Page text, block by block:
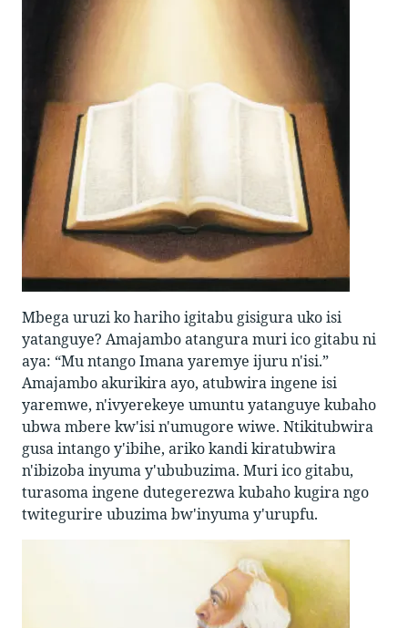
Mbega uruzi ko hariho igitabu gisigura uko isi
yatanguye? Amajambo atangura muri ico gitabu ni
aya: “Mu ntango Imana yaremye ijuru n'isi.”
Amajambo akurikira ayo, atubwira ingene isi
yaremwe, n'ivyerekeye umuntu yatanguye kubaho
ubwa mbere kw'isi n'umugore wiwe. Ntikitubwira
gusa intango y'ibihe, ariko kandi kiratubwira
n'ibizoba inyuma y'ububuzima. Muri ico gitabu,
turasoma ingene dutegerezwa kubaho kugira ngo
twitegurire ubuzima bw'inyuma y'urupfu.